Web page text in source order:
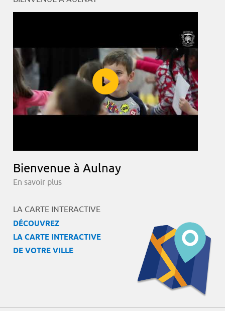
Bienvenue à Aulnay
En savoir plus
LA CARTE INTERACTIVE
DÉCOUVREZ
LA CARTE INTERACTIVE
DE VOTRE VILLE